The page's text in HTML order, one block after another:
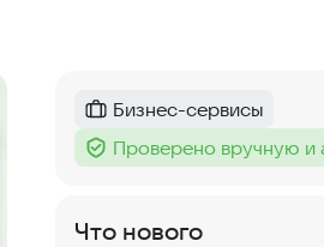
Категория:
Бизнес-сервисы
Тег :
Проверено вручную и
Что нового